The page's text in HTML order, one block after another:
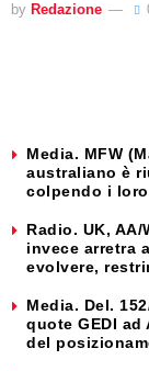
by Redazione
Media. MFW
australiano è
colpendo i
Radio. UK,
invece arretra
evolvere,
Media. Del.
quote GEDI
del